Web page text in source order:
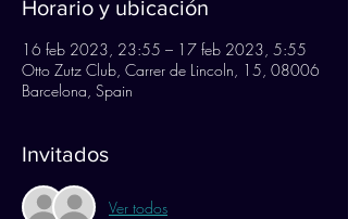
Horario y ubicación
16 feb 2023, 23:55 – 17 feb 2023, 5:55
Otto Zutz Club, Carrer de Lincoln, 15, 08006
Barcelona, Spain
Invitados
Ver todos